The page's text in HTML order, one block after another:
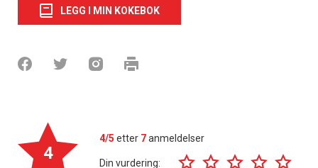
LEGG I MIN KOKEBOK
4
4/5 etter 7anmeldelser
Din vurdering: